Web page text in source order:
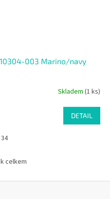
003 Marino/navy
Skladem (1 ks)
DETAIL
34
O
l
celkem